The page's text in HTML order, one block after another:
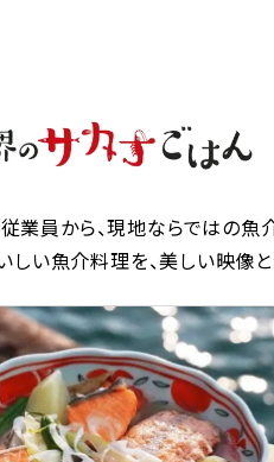
員から、現地ならではの魚
しい魚介料理を、美しい映像